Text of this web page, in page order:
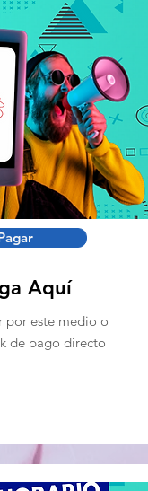
Aquí
por este medio o
de pago directo